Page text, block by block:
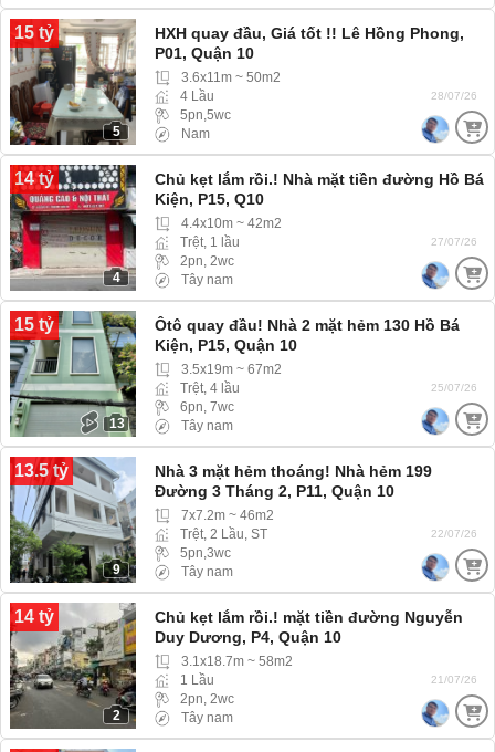
15 tỷ
5
HXH quay đầu, Giá tốt !! Lê Hồng Phong,
P01, Quận 10
3.6x11m ~ 50m2
4 Lầu
5pn,5wc
Nam
28/07/26
14 tỷ
4
Chủ kẹt lắm rồi.! Nhà mặt tiền đường Hồ Bá
Kiện, P15, Q10
4.4x10m ~ 42m2
Trệt, 1 lầu
2pn, 2wc
Tây nam
27/07/26
15 tỷ
13
Ôtô quay đầu! Nhà 2 mặt hẻm 130 Hồ Bá
Kiện, P15, Quận 10
3.5x19m ~ 67m2
Trệt, 4 lầu
6pn, 7wc
Tây nam
25/07/26
13.5 tỷ
9
Nhà 3 mặt hẻm thoáng! Nhà hẻm 199
Đường 3 Tháng 2, P11, Quận 10
7x7.2m ~ 46m2
Trệt, 2 Lầu, ST
5pn,3wc
Tây nam
22/07/26
14 tỷ
2
Chủ kẹt lắm rồi.! mặt tiền đường Nguyễn
Duy Dương, P4, Quận 10
3.1x18.7m ~ 58m2
1 Lầu
2pn, 2wc
Tây nam
21/07/26